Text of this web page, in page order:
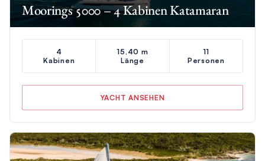
Moorings 5000 – 4 Kabinen Katamaran
4
Kabinen
15,40 m
Länge
11
Personen
YACHT ANSEHEN